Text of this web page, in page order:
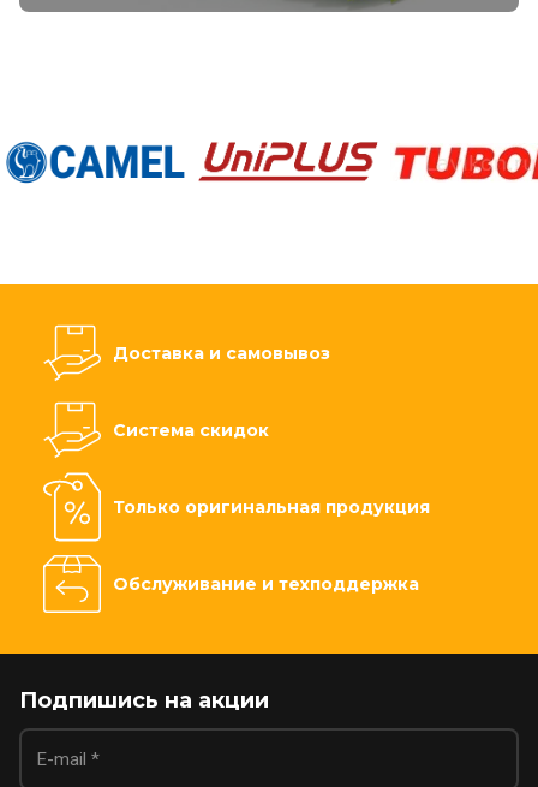
Доставка и самовывоз
Система скидок
Только оригинальная продукция
Обслуживание и техподдержка
Подпишись на акции